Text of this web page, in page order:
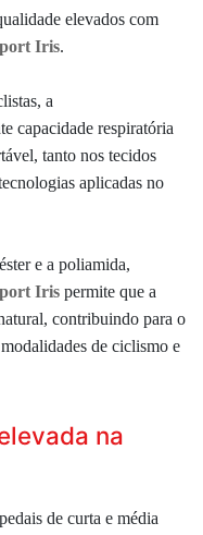
elevados com
Iris.
a
capacidade respiratória
tanto nos tecidos
aplicadas no
e a poliamida,
Iris permite que a
contribuindo para o
de ciclismo e
na
de curta e média